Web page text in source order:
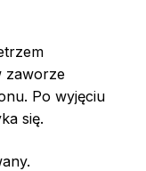
zaworze
Po wyjęciu
się.